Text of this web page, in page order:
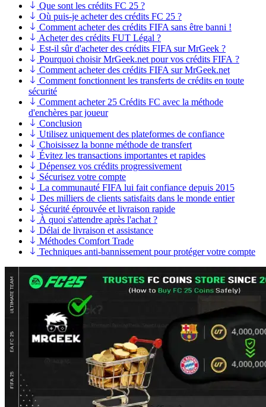
Que sont les crédits FC 25 ?
Où puis-je acheter des crédits FC 25 ?
Comment acheter des crédits FIFA sans être banni !
Acheter des crédits FUT Légal ?
Est-il sûr d'acheter des crédits FIFA sur MrGeek ?
Pourquoi choisir MrGeek.net pour vos crédits FIFA ?
Comment acheter des crédits FIFA sur MrGeek.net
Comment fonctionnent les transferts de crédits en toute
sécurité
Comment acheter 25 Crédits FC avec la méthode
d'enchères par joueur
Conclusion
Utilisez uniquement des plateformes de confiance
Choisissez la bonne méthode de transfert
Évitez les transactions importantes et rapides
Dépensez vos crédits progressivement
Sécurisez votre compte
La communauté FIFA lui fait confiance depuis 2015
Des milliers de clients satisfaits dans le monde entier
Sécurité éprouvée et livraison rapide
À quoi s'attendre après l'achat ?
Délai de livraison et assistance
Méthodes Comfort Trade
Techniques anti-bannissement pour protéger votre compte